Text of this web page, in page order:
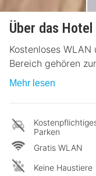
Über das Hotel
Kostenloses
Bereich gehören
Mehr lesen
Parken
Gratis WLAN
Keine Haustiere